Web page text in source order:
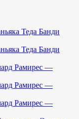
Теда Банди
Теда Банди
Рамирес —
Рамирес —
Рамирес —